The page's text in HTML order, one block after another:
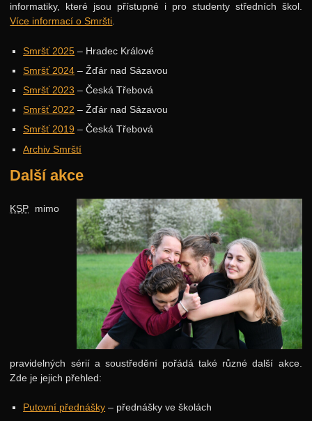
informatiky, které jsou přístupné i pro studenty středních škol.
Více informací o Smršti
Smršť 2025 – Hradec Králové
Smršť 2024 – Žďár nad Sázavou
Smršť 2023 – Česká Třebová
Smršť 2022 – Žďár nad Sázavou
Smršť 2019 – Česká Třebová
Archiv Smrští
Další akce
KSP mimo
pravidelných sérií a soustředění pořádá také různé další akce.
Zde je jejich přehled:
Putovní přednášky – přednášky ve školách